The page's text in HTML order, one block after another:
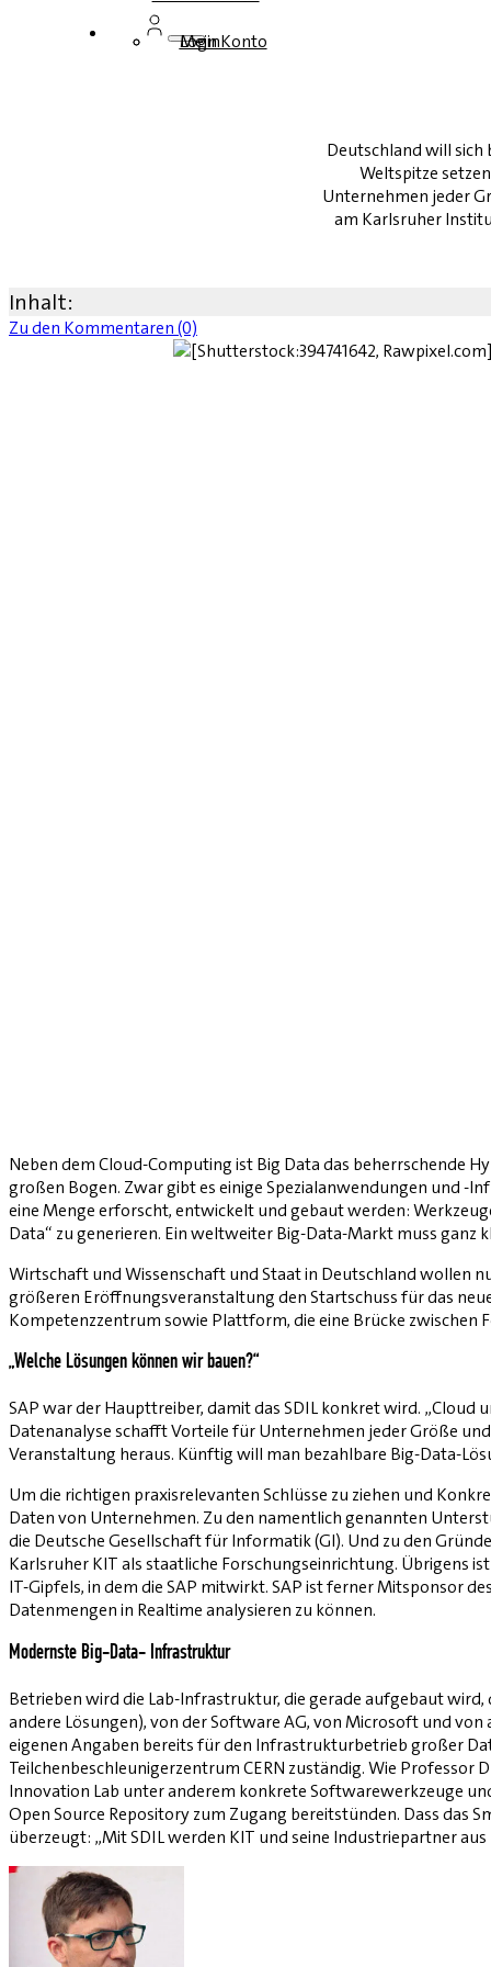
Login
Mein Konto
Deutschland will sich
Weltspitze
Unternehmen jeder
am Karlsruher
Inhalt:
Zu den Kommentaren (0)
Neben demCloud-ComputingistBig Datadas beherrschende
großen Bogen. Zwar gibt es einige Spezialanwendungen und -
eine Menge erforscht, entwickelt und gebaut werden:
Data“ zu generieren. Ein weltweiter Big-Data-Markt muss ganz
Wirtschaft und Wissenschaft und Staat in Deutschland wollen
größeren Eröffnungsveranstaltung den Startschuss für das
Kompetenzzentrum sowie Plattform, die eine Brücke
„Welche Lösungen können wir bauen?“
SAPwar der Haupttreiber, damit das SDIL konkret wird. „Cloud
Datenanalyse schafft Vorteile fürUnternehmen jeder Größe
Veranstaltung heraus. Künftig will man bezahlbare Big-Data-
Um die richtigen praxisrelevanten Schlüsse zu ziehen und
Daten von Unternehmen. Zu den namentlich genannten
die DeutscheGesellschaft für Informatik(GI). Und zu den
Karlsruher KIT als staatliche Forschungseinrichtung. Übrigens
IT-Gipfels, in dem dieSAP mitwirkt.SAPist ferner Mitsponsor
Datenmengen in Realtime analysieren zu können.
Modernste Big-Data- Infrastruktur
Betrieben wird die Lab-Infrastruktur, die gerade aufgebaut
andere Lösungen), von derSoftware AG, vonMicrosoftund von
eigenen Angaben bereits für den Infrastrukturbetrieb großer
Teilchenbeschleunigerzen­trum CERN zuständig. Wie Professor
Innovation Lab unter anderem konkrete Softwarewerkzeuge
Open Source Repository zum Zugang bereitstünden. Dass das
überzeugt: „Mit SDIL werden KIT und seine Industriepartner aus